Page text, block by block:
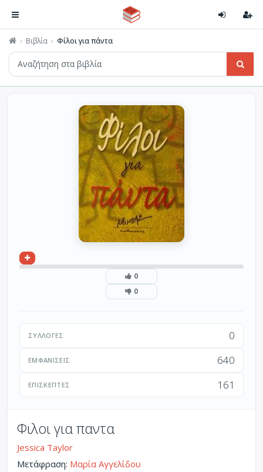
Βιβλία Φίλοι για πάντα
0
0
ΣΥΛΛΟΓΈΣ 0
ΕΜΦΑΝΊΣΕΙΣ 640
ΕΠΙΣΚΈΠΤΕΣ 161
Φιλοι για παντα
Jessica Taylor
Μετάφραση: Μαρία Αγγελίδου